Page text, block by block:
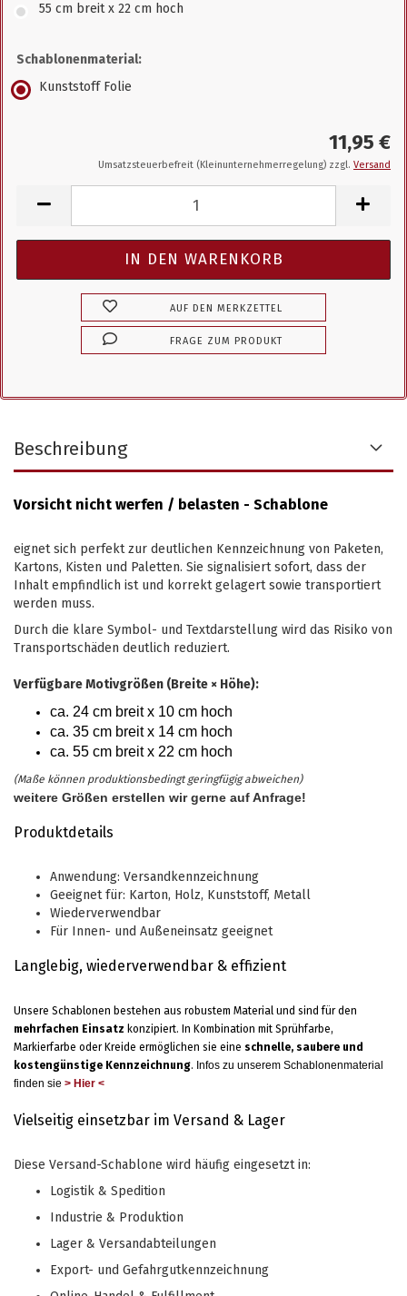
55 cm breit x 22 cm hoch
Schablonenmaterial:
Kunststoff Folie
11,95 €
Umsatzsteuerbefreit (Kleinunternehmerregelung) zzgl. Versand
AUF DEN MERKZETTEL
FRAGE ZUM PRODUKT
Beschreibung
Vorsicht nicht werfen / belasten - Schablone
eignet sich perfekt zur deutlichen Kennzeichnung von Paketen,
Kartons, Kisten und Paletten. Sie signalisiert sofort, dass der
Inhalt empfindlich ist und korrekt gelagert sowie transportiert
werden muss.
Durch die klare Symbol- und Textdarstellung wird das Risiko von
Transportschäden deutlich reduziert.
Verfügbare Motivgrößen (Breite × Höhe):
ca. 24 cm breit x 10 cm hoch
ca. 35 cm breit x 14 cm hoch
ca. 55 cm breit x 22 cm hoch
(Maße können produktionsbedingt geringfügig abweichen)
weitere Größen erstellen wir gerne auf Anfrage!
Produktdetails
Anwendung: Versandkennzeichnung
Geeignet für: Karton, Holz, Kunststoff, Metall
Wiederverwendbar
Für Innen- und Außeneinsatz geeignet
Langlebig, wiederverwendbar & effizient
Unsere Schablonen bestehen aus robustem Material und sind für den
mehrfachen Einsatz konzipiert. In Kombination mit Sprühfarbe,
Markierfarbe oder Kreide ermöglichen sie eine schnelle, saubere und
kostengünstige Kennzeichnung. Infos zu unserem Schablonenmaterial
finden sie > Hier <
Vielseitig einsetzbar im Versand & Lager
Diese Versand-Schablone wird häufig eingesetzt in:
Logistik & Spedition
Industrie & Produktion
Lager & Versandabteilungen
Export- und Gefahrgutkennzeichnung